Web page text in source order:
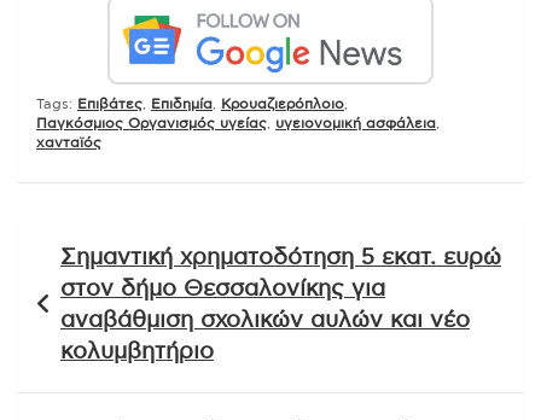
Tags: Επιβάτες Επιδημία Κρουαζιερόπλοιο
Παγκόσμιος Οργανισμός υγείας
υγειονομική ασφάλεια
χανταϊός
άρθρων
Σημαντική χρηματοδότηση 5 εκατ. ευρώ
στον δήμο Θεσσαλονίκης για
αναβάθμιση σχολικών αυλών και νέο
κολυμβητήριο